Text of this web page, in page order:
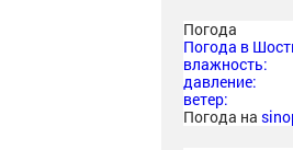
Погода
Погода в
влажность:
давление:
ветер:
Погода на